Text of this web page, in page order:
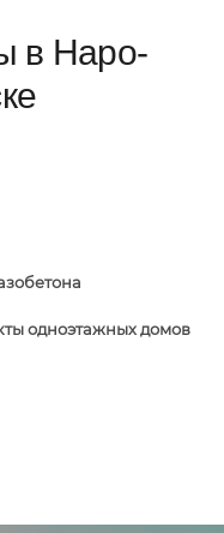
в Наро-
одноэтажных домов